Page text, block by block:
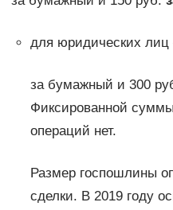
для юридических лиц
за бумажный и 300
Фиксированной
операций нет.
Размер госпошлины
сделки. В 2019 году